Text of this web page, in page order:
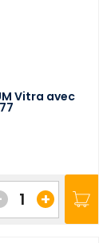
Vitra avec
+